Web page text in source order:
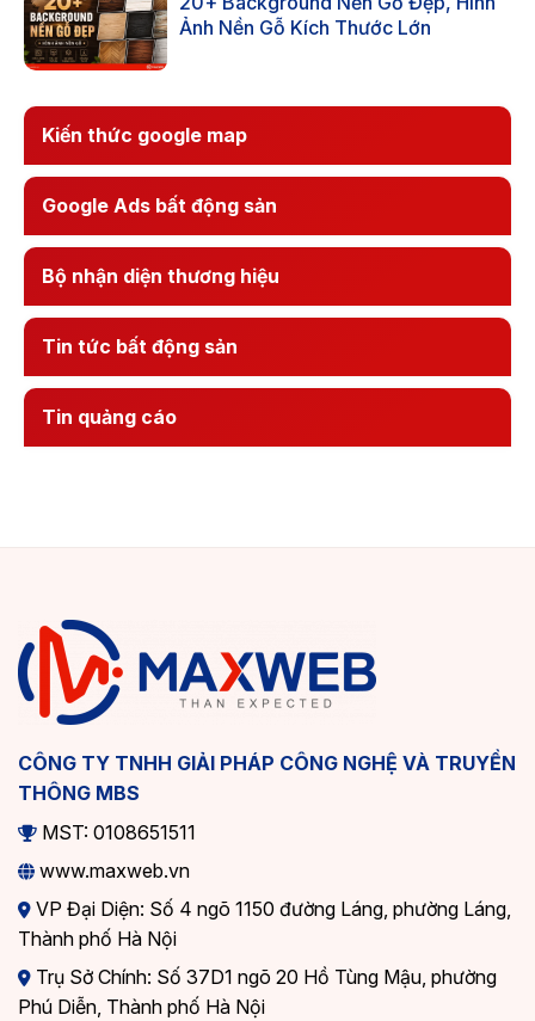
Ảnh Nền Gỗ Kích Thước Lớn
Kiến thức google map
Google Ads bất động sản
Bộ nhận diện thương hiệu
Tin tức bất động sản
Tin quảng cáo
CÔNG TY TNHH GIẢI PHÁP CÔNG NGHỆ VÀ TRUYỀN
THÔNG MBS
MST: 0108651511
www.maxweb.vn
VP Đại Diện: Số 4 ngõ 1150 đường Láng, phường Láng,
Thành phố Hà Nội
Trụ Sở Chính: Số 37D1 ngõ 20 Hồ Tùng Mậu, phường
Phú Diễn, Thành phố Hà Nội